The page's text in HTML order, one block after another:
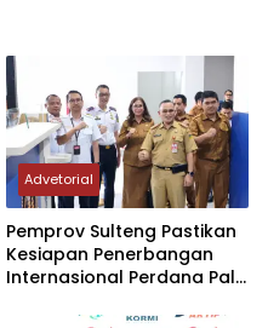
Advetorial
Pemprov Sulteng Pastikan
Kesiapan Penerbangan
Internasional Perdana Palu